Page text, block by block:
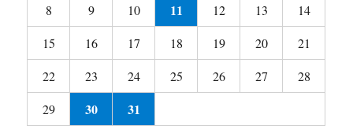
8
9 10 11 12 13
14
15
16 17 18 19 20
21
22
23 24 25 26 27
28
29
30 31